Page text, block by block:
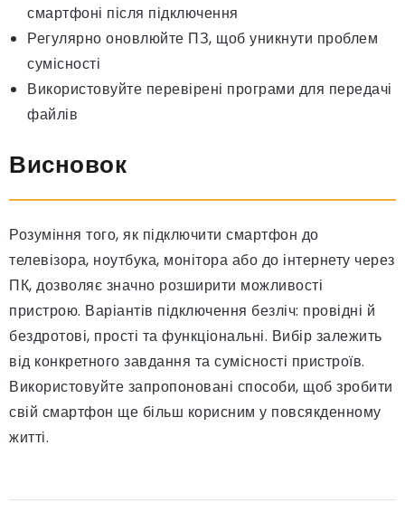
смартфоні після підключення
Регулярно оновлюйте ПЗ, щоб уникнути проблем
сумісності
Використовуйте перевірені програми для передачі
файлів
Висновок
Розуміння того, як підключити смартфон до
телевізора, ноутбука, монітора або до інтернету через
ПК, дозволяє значно розширити можливості
пристрою. Варіантів підключення безліч: провідні й
бездротові, прості та функціональні. Вибір залежить
від конкретного завдання та сумісності пристроїв.
Використовуйте запропоновані способи, щоб зробити
свій смартфон ще більш корисним у повсякденному
житті.